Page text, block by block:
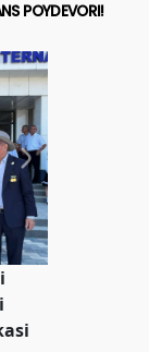
POYDEVORI!